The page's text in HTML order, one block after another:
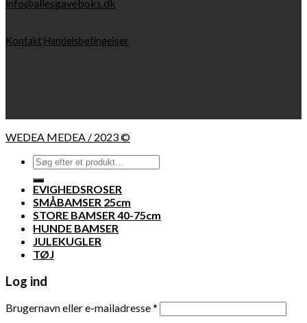
info@allesgaveboks.dk
Kontakt Handelsbetingelser
WEDEA MEDEA / 2023 ©
Søg
efter:
EVIGHEDSROSER
SMÅBAMSER 25cm
STORE BAMSER 40-75cm
HUNDE BAMSER
JULEKUGLER
TØJ
Log ind
Brugernavn eller e-mailadresse*